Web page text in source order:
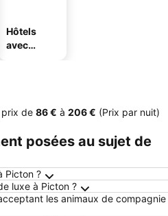
Hôtels
avec
de ‎86 € à ‎206 € (Prix par nuit)
posées au sujet de
Picton ?
luxe à Picton ?
les animaux de compagnie